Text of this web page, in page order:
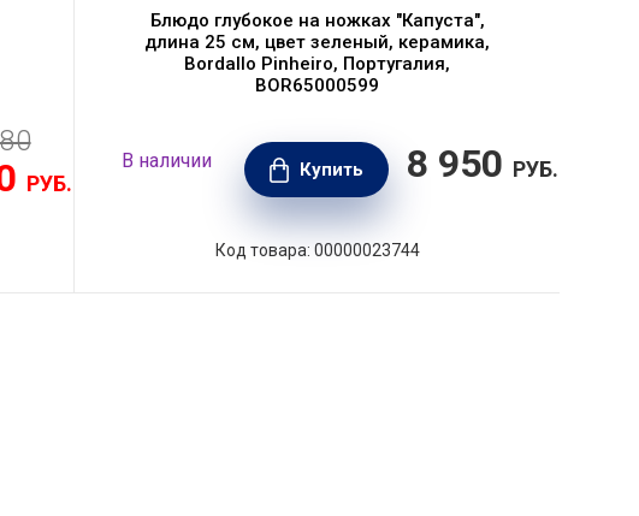
РУБ.
Блюдо глубокое на ножках "Капуста",
длина 25 см, цвет зеленый, керамика,
Bordallo Pinheiro, Португалия,
BOR65000599
В наличии Купить 8 950 РУБ.
Код товара: 00000023744